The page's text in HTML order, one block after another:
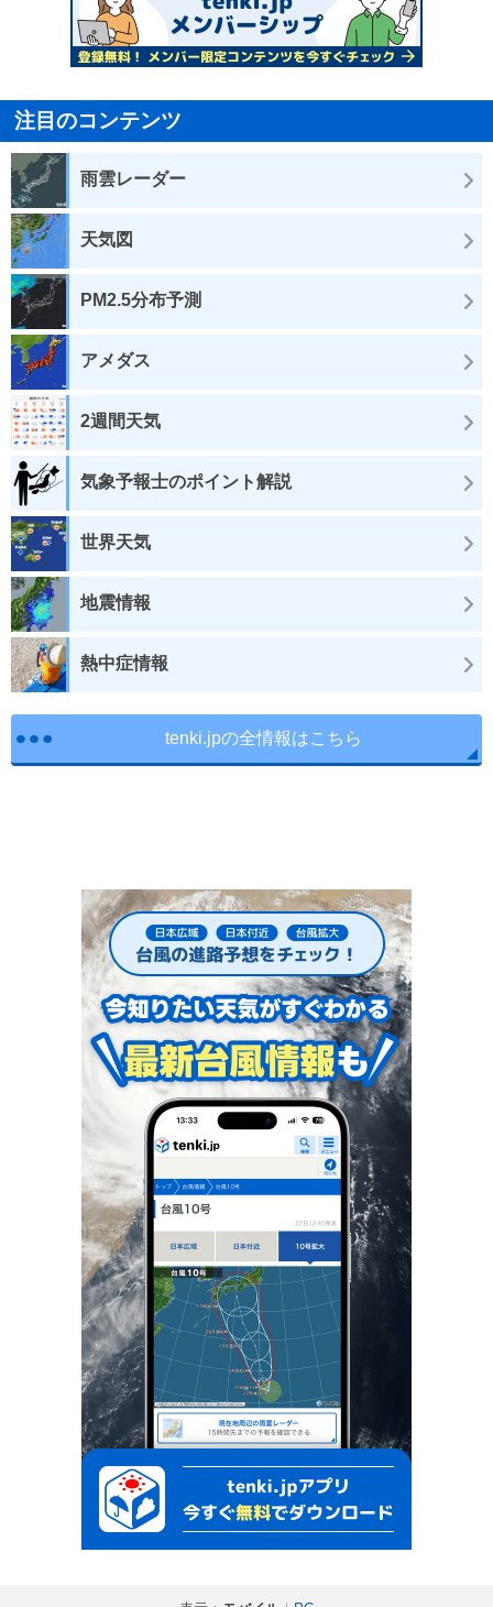
注目のコンテンツ
雨雲レーダー
天気図
PM2.5分布予測
アメダス
2週間天気
気象予報士のポイント解説
世界天気
地震情報
熱中症情報
tenki.jpの全情報はこちら